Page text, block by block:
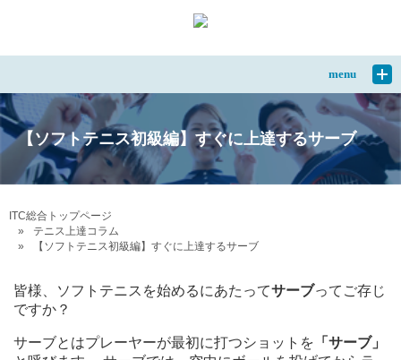
menu
【ソフトテニス初級編】すぐに上達するサーブ
ITC総合トップページ
テニス上達コラム
【ソフトテニス初級編】すぐに上達するサーブ
皆様、ソフトテニスを始めるにあたってサーブってご存じ
ですか？
サーブとはプレーヤーが最初に打つショットを 「サーブ」